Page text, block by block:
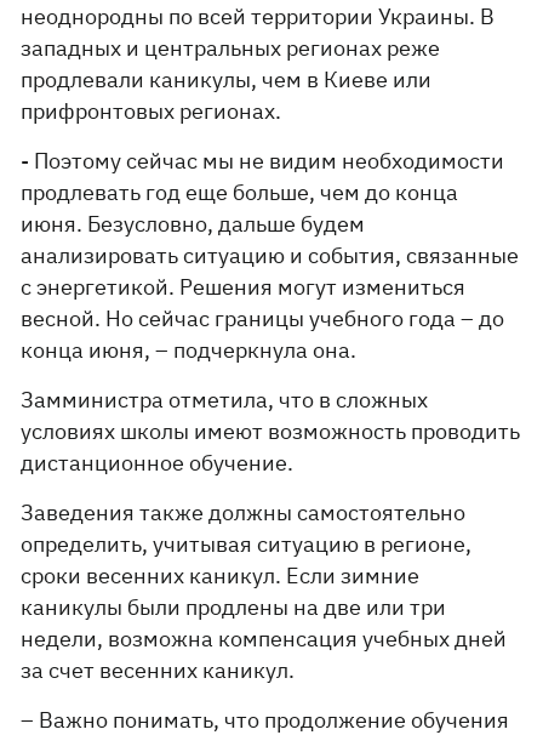
неоднородны по всей территории Украины. В
западных и центральных регионах реже
продлевали каникулы, чем в Киеве или
прифронтовых регионах.
- Поэтому сейчас мы не видим необходимости
продлевать год еще больше, чем до конца
июня. Безусловно, дальше будем
анализировать ситуацию и события, связанные
с энергетикой. Решения могут измениться
весной. Но сейчас границы учебного года – до
конца июня, – подчеркнула она.
Замминистра отметила, что в сложных
условиях школы имеют возможность проводить
дистанционное обучение.
Заведения также должны самостоятельно
определить, учитывая ситуацию в регионе,
сроки весенних каникул. Если зимние
каникулы были продлены на две или три
недели, возможна компенсация учебных дней
за счет весенних каникул.
– Важно понимать, что продолжение обучения